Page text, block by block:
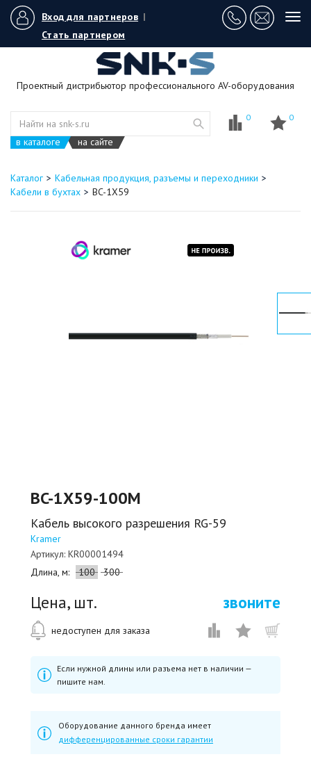
Вход для партнеров |
Стать партнером
Проектный дистрибьютор профессионального AV-оборудования
в каталоге на сайте
0 0
Каталог
Кабельная продукция, разъемы и переходники
Кабели в бухтах
BC-1X59
BC-1X59-100M
Кабель высокого разрешения RG-59
Kramer
Артикул: KR00001494
Длина, м:
100 300
Цена, шт. звоните
недоступен для заказа
Если нужной длины или разъема нет в наличии —
пишите нам.
Оборудование данного бренда имеет
дифференцированные сроки гарантии